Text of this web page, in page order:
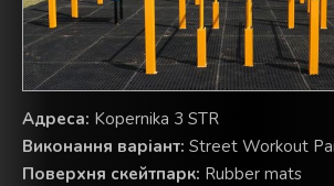
Aдреса: Kopernika 3 STR
Виконання варіант: Street Workout
Поверхня скейтпарк: Rubber mats